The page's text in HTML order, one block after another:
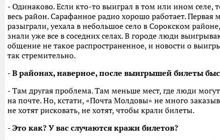
- Одинаково. Если кто-то выиграл в том или ином селе,
весь район. Сарафанное радио хорошо работает.
разыграли, уехала в небольшое село в Сорокском
знали уже все в соседних селах. В городе люди
общение не такое распространенное, и новости о
так стремительно.
- В районах, наверное, после выигрышей билеты
- Там другая проблема. Там меньше мест, где люди
на почте. Но, кстати, «Почта Молдовы» не много
не хотят рисковать, не хотят, чтобы крали билеты.
- Это как? У вас случаются кражи билетов?